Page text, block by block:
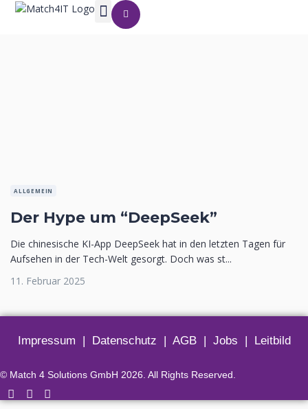
ALLGEMEIN
Der Hype um “DeepSeek”
Die chinesische KI-App DeepSeek hat in den letzten Tagen für
Aufsehen in der Tech-Welt gesorgt. Doch was st...
11. Februar 2025
Impressum | Datenschutz | AGB| Jobs | Leitbild
© Match 4 Solutions GmbH 2026. All Rights Reserved.